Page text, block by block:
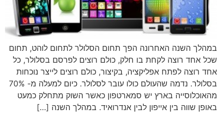
במהלך השנה האחרונה הפך תחום הסלולר לתחום לוהט, תחום
שכל אחד רוצה לקחת בו חלק, כולם רוצים לפרסם בסלולר, כל
אחד רוצה לפתח אפליקציה, בקיצור, כולם רוצים לייצר נוכחות
בסלולר. נדמה שהעולם כולו עובר לסלולר. כיום למעלה מ- 70%
מהאוכלוסייה בארץ יש סמארטפון כאשר השוק מתחלק כמעט
באופן שווה בין אייפון לבין אנדרואיד. במהלך השנה […]